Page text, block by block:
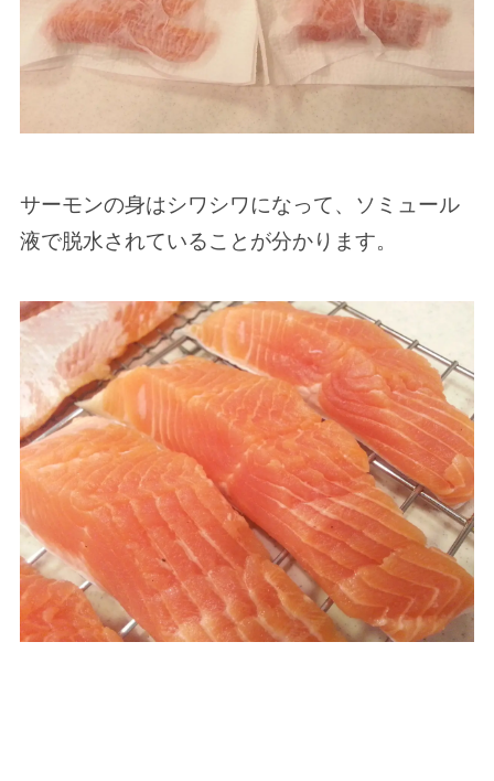
サーモンの身はシワシワになって、ソミュール
液で脱水されていることが分かります。